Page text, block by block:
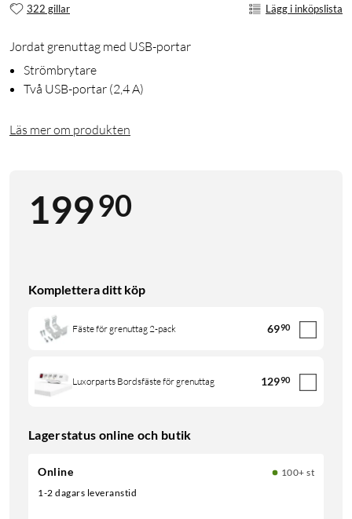
322 gillar Lägg i inköpslista
Jordat grenuttag med USB-portar
Strömbrytare
Två USB-portar (2,4 A)
Läs mer om produkten
19990
Komplettera ditt köp
Fäste för grenuttag 2-pack 6990
Luxorparts Bordsfäste för grenuttag 12990
Lagerstatus online och butik
Online
100+ st
1-2 dagars leveranstid